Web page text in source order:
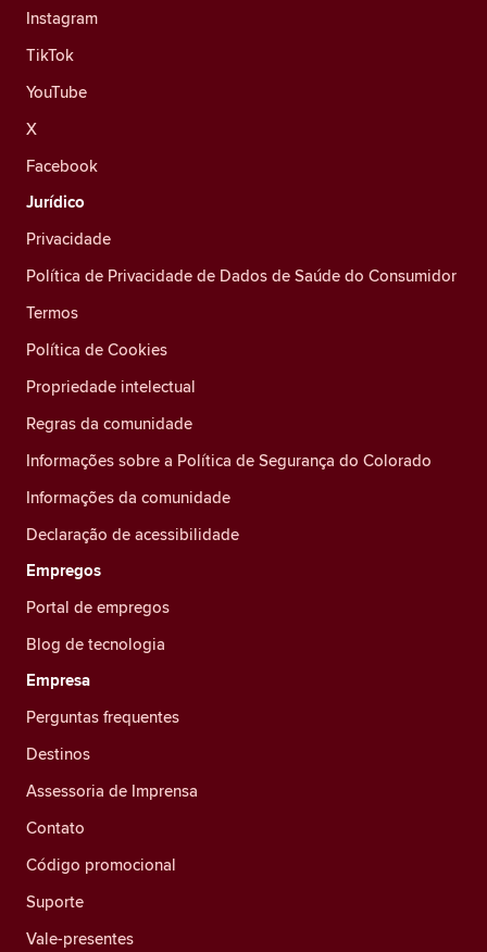
Instagram
TikTok
YouTube
X
Facebook
Jurídico
Privacidade
Política de Privacidade de Dados de Saúde do Consumidor
Termos
Política de Cookies
Propriedade intelectual
Regras da comunidade
Informações sobre a Política de Segurança do Colorado
Informações da comunidade
Declaração de acessibilidade
Empregos
Portal de empregos
Blog de tecnologia
Empresa
Perguntas frequentes
Destinos
Assessoria de Imprensa
Contato
Código promocional
Suporte
Vale-presentes